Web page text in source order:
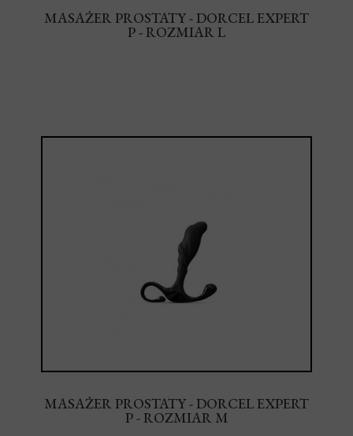
MASAŻER PROSTATY - DORCEL EXPERT
P - ROZMIAR L
MASAŻER PROSTATY - DORCEL EXPERT
P - ROZMIAR M